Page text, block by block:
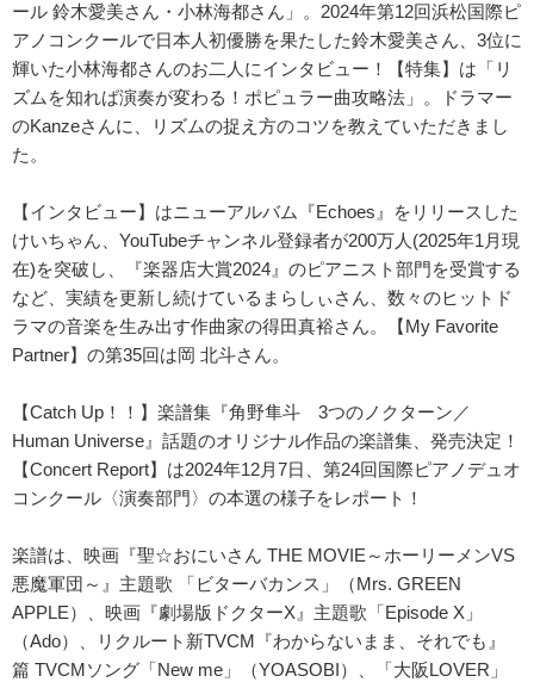
ール 鈴木愛美さん・小林海都さん」。2024年第12回浜松国際ピ
アノコンクールで日本人初優勝を果たした鈴木愛美さん、3位に
輝いた小林海都さんのお二人にインタビュー！【特集】は「リ
ズムを知れば演奏が変わる！ポピュラー曲攻略法」。ドラマー
のKanzeさんに、リズムの捉え方のコツを教えていただきまし
た。
【インタビュー】はニューアルバム『Echoes』をリリースした
けいちゃん、YouTubeチャンネル登録者が200万人(2025年1月現
在)を突破し、『楽器店大賞2024』のピアニスト部門を受賞する
など、実績を更新し続けているまらしぃさん、数々のヒットド
ラマの音楽を生み出す作曲家の得田真裕さん。【My Favorite
Partner】の第35回は岡 北斗さん。
【Catch Up！！】楽譜集『角野隼斗 3つのノクターン／
Human Universe』話題のオリジナル作品の楽譜集、発売決定！
【Concert Report】は2024年12月7日、第24回国際ピアノデュオ
コンクール〈演奏部門〉の本選の様子をレポート！
楽譜は、映画『聖☆おにいさん THE MOVIE～ホーリーメンVS
悪魔軍団～』主題歌 「ビターバカンス」（Mrs. GREEN
APPLE）、映画『劇場版ドクターX』主題歌「Episode X」
（Ado）、リクルート新TVCM『わからないまま、それでも』
篇 TVCMソング「New me」（YOASOBI）、「大阪LOVER」